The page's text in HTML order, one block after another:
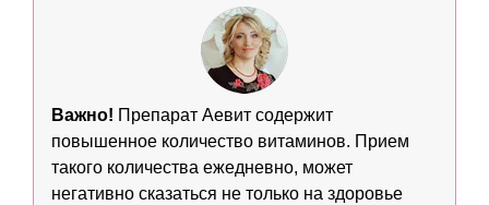
Важно! Препарат Аевит содержит
повышенное количество витаминов. Прием
такого количества ежедневно, может
негативно сказаться не только на здоровье